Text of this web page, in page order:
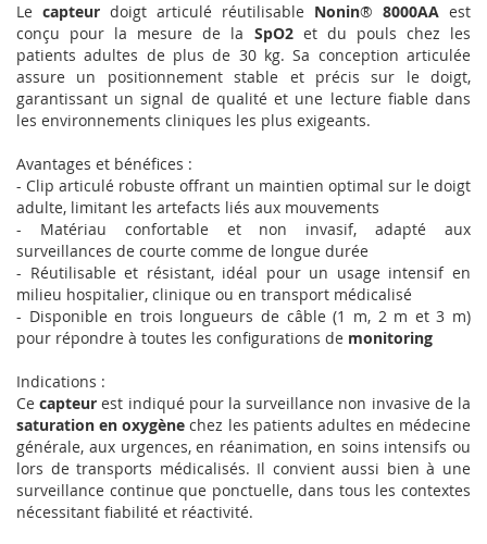
Le capteur doigt articulé réutilisable Nonin® 8000AA est
conçu pour la mesure de la SpO2 et du pouls chez les
patients adultes de plus de 30 kg. Sa conception articulée
assure un positionnement stable et précis sur le doigt,
garantissant un signal de qualité et une lecture fiable dans
les environnements cliniques les plus exigeants.
Avantages et bénéfices :
- Clip articulé robuste offrant un maintien optimal sur le doigt
adulte, limitant les artefacts liés aux mouvements
- Matériau confortable et non invasif, adapté aux
surveillances de courte comme de longue durée
- Réutilisable et résistant, idéal pour un usage intensif en
milieu hospitalier, clinique ou en transport médicalisé
- Disponible en trois longueurs de câble (1 m, 2 m et 3 m)
pour répondre à toutes les configurations de monitoring
Indications :
Cecapteurest indiqué pour la surveillance non invasive de la
saturation en oxygène chez les patients adultes en médecine
générale, aux urgences, en réanimation, en soins intensifs ou
lors de transports médicalisés. Il convient aussi bien à une
surveillance continue que ponctuelle, dans tous les contextes
nécessitant fiabilité et réactivité.